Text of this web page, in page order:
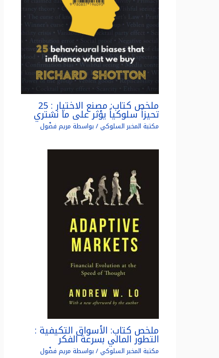
ملخص كتاب: مصنع الاختيار : 25
تحيزاً سلوكياً يؤثر على ما نشتري
مكتبة المخبر السلوكي/ بواسطة مريم فضّول
ملخص كتاب: الأسواق التكيفية :
التطور المالي بسرعة الفكر
مكتبة المخبر السلوكي/ بواسطة مريم فضّول